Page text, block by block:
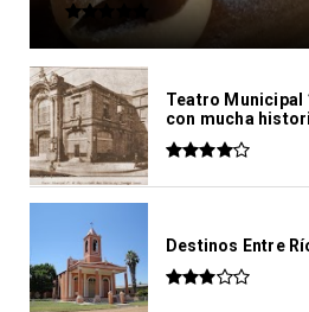
Teatro Municipal
con mucha
Destinos Entre